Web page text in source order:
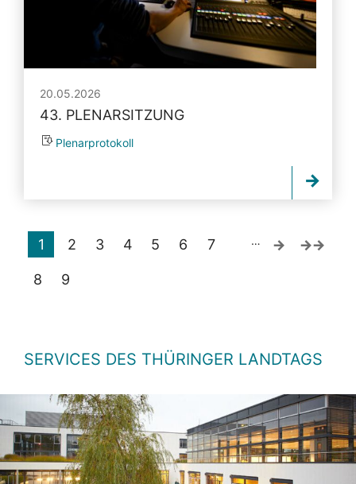
20.05.2026
43. PLENARSITZUNG
Plenarprotokoll
1 2 3 4 5 6 7
8 9
…
SERVICES DES THÜRINGER LANDTAGS